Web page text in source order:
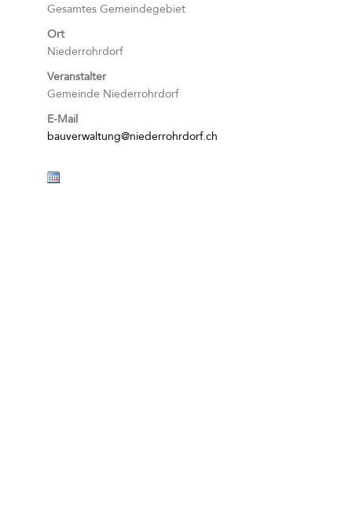
Gesamtes Gemeindegebiet
Ort
Niederrohrdorf
Veranstalter
Gemeinde Niederrohrdorf
E-Mail
bauverwaltung@niederrohrdorf.ch